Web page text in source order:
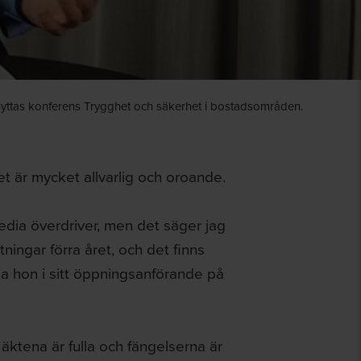
konferens Trygghet och säkerhet i bostadsområden.
är mycket allvarlig och oroande.
överdriver, men det säger jag
förra året, och det finns
hon i sitt öppningsanförande på
är fulla och fängelserna är